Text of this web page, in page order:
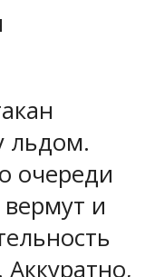
льдом.
очереди
и